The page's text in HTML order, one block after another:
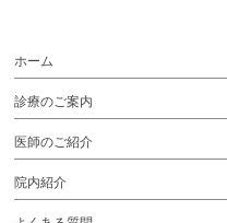
ホーム
診療のご案内
医師のご紹介
院内紹介